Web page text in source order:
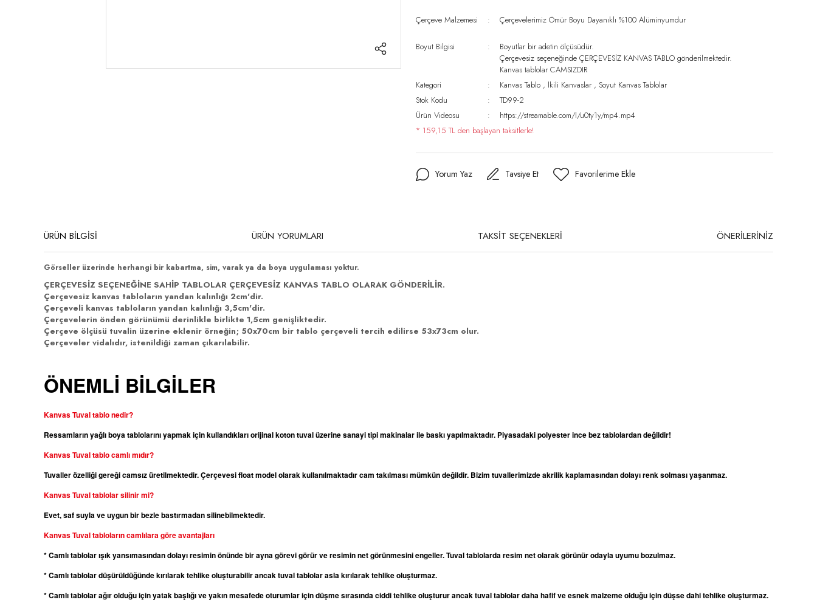
Çerçeve Malzemesi Çerçevelerimiz Ömür Boyu Dayanıklı %100 Alüminyumdur
Boyut Bilgisi
Boyutlar bir adetin ölçüsüdür.
Çerçevesiz seçeneğinde ÇERÇEVESİZ KANVAS TABLO gönderilmektedir.
Kanvas tablolar CAMSIZDIR
Kategori
Kanvas Tablo , İkili Kanvaslar , Soyut Kanvas Tablolar
Stok Kodu
TD99-2
Ürün Videosu
https://streamable.com/l/u0ty1y/mp4.mp4
* 159,15 TL den başlayan taksitlerle!
Yorum Yaz Tavsiye Et
ÜRÜN BİLGİSİ ÜRÜN YORUMLARI TAKSİT SEÇENEKLERİ ÖNERİLERİNİZ
Görseller üzerinde herhangi bir kabartma, sim, varak ya da boya uygulaması yoktur.
ÇERÇEVESİZ SEÇENEĞİNE SAHİP TABLOLAR ÇERÇEVESİZ KANVAS TABLO OLARAK GÖNDERİLİR.
Çerçevesiz kanvas tabloların yandan kalınlığı 2cm'dir.
Çerçeveli kanvas tabloların yandan kalınlığı 3,5cm'dir.
Çerçevelerin önden görünümü derinlikle birlikte 1,5cm genişliktedir.
Çerçeve ölçüsü tuvalin üzerine eklenir örneğin; 50x70cm bir tablo çerçeveli tercih edilirse 53x73cm olur.
Çerçeveler vidalıdır, istenildiği zaman çıkarılabilir.
ÖNEMLİ BİLGİLER
Kanvas Tuval tablo nedir?
Ressamların yağlı boya tablolarını yapmak için kullandıkları orijinal koton tuval üzerine sanayi tipi makinalar ile baskı yapılmaktadır. Piyasadaki polyester ince bez tablolardan değildir!
KanvasTuval tablo camlı mıdır?
Tuvaller özelliği gereği camsız üretilmektedir. Çerçevesi float model olarak kullanılmaktadır cam takılması mümkün değildir. Bizim tuvallerimizde akrilik kaplamasından dolayı renk solması yaşanmaz.
KanvasTuval tablolar silinir mi?
Evet, saf suyla ve uygun bir bezle bastırmadan silinebilmektedir.
KanvasTuval tabloların camlılara göre avantajları
* Camlı tablolar ışık yansımasından dolayı resimin önünde bir ayna görevi görür ve resimin net görünmesini engeller. Tuval tablolarda resim net olarak görünür odayla uyumu bozulmaz.
* Camlı tablolar düşürüldüğünde kırılarak tehlike oluşturabilir ancak tuval tablolar asla kırılarak tehlike oluşturmaz.
* Camlı tablolar ağır olduğu için yatak başlığı ve yakın mesafede oturumlar için düşme sırasında ciddi tehlike oluşturur ancak tuval tablolar daha hafif ve esnek malzeme olduğu için düşse dahi tehlike oluşturmaz.